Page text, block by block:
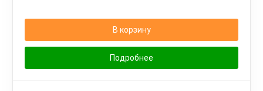
В корзину
Подробнее